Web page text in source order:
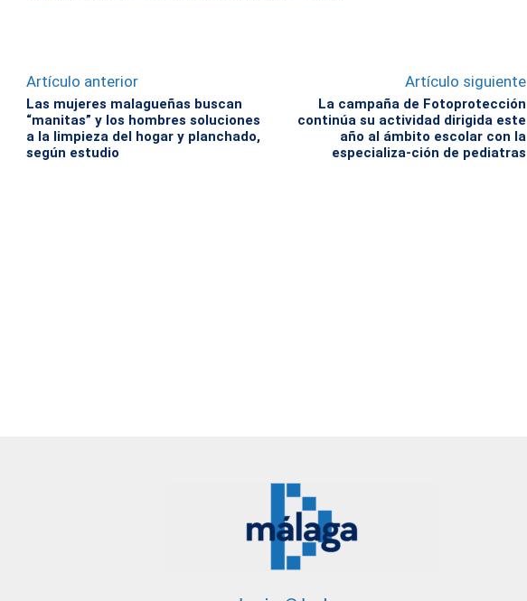
Artículo anterior
Las mujeres malagueñas buscan
“manitas” y los hombres soluciones
a la limpieza del hogar y planchado,
según estudio
Artículo siguiente
La campaña de Fotoprotección
continúa su actividad dirigida este
año al ámbito escolar con la
especializa-ción de pediatras